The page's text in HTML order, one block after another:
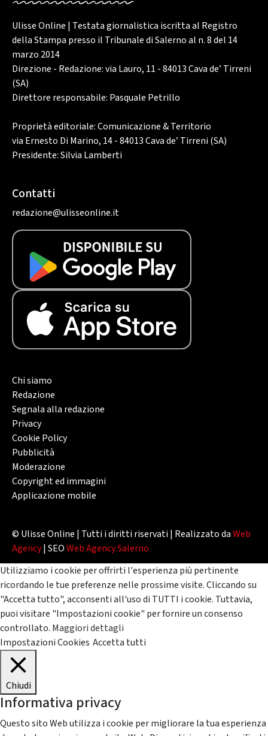
Ulisse Online | Testata giornalistica iscritta al Registro
della Stampa presso il Tribunale di Salerno al n. 8 del 14
marzo 2014
Direzione - Redazione: via Lauro, 11 - 84013 Cava de’ Tirreni
(SA)
Direttore responsabile: Pasquale Petrillo
Proprietà editoriale: Comunicazione & Territorio
via Ernesto Di Marino, 14 - 84013 Cava de’ Tirreni (SA)
Presidente: Silvia Lamberti
Contatti
redazione@ulisseonline.it
Chi siamo
Redazione
Segnala alla redazione
Privacy
Cookie Policy
Pubblicità
Moderazione
Copyright ed immagini
Applicazione mobile
© Ulisse Online | Tutti i diritti riservati | Realizzato daWeb
Agency| SEOWeb Agency Salerno
Utilizziamo i cookie per offrirti l'esperienza più pertinente
ricordando le tue preferenze nelle prossime visite. Cliccando su
"Accetta tutto", acconsenti all'uso di TUTTI i cookie. Tuttavia,
puoi visitare "Impostazioni cookie" per fornire un consenso
controllato. Maggiori dettagli
Impostazioni Cookies Accetta tutti
Chiudi
Informativa privacy
Questo sito Web utilizza i cookie per migliorare la tua esperienza